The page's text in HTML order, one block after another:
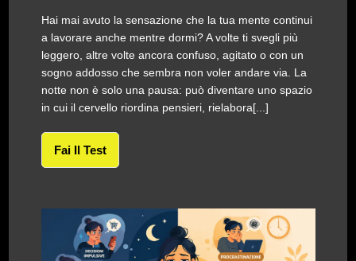
Hai mai avuto la sensazione che la tua mente continui
a lavorare anche mentre dormi? A volte ti svegli più
leggero, altre volte ancora confuso, agitato o con un
sogno addosso che sembra non voler andare via. La
notte non è solo una pausa: può diventare uno spazio
in cui il cervello riordina pensieri, rielabora[...]
Fai Il Test